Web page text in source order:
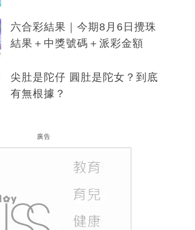
六合彩結果｜今期8月6日攪珠
結果＋中獎號碼＋派彩金額
尖肚是陀仔 圓肚是陀女？到底
有無根據？
廣告